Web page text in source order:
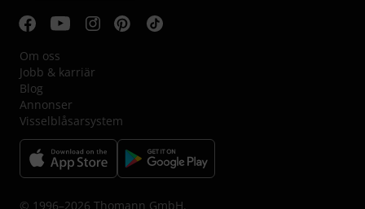
Om oss
Jobb & karriär
Blog
Annonser
Visselblåsarsystem
© 1996–2026 Thomann GmbH.